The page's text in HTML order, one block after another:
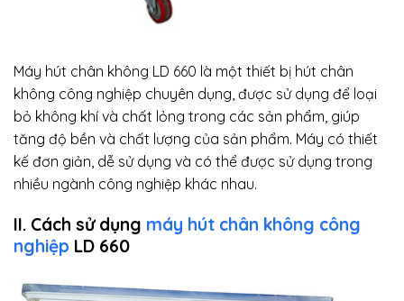
Máy hút chân không LD 660 là một thiết bị hút chân
không công nghiệp chuyên dụng, được sử dụng để loại
bỏ không khí và chất lỏng trong các sản phẩm, giúp
tăng độ bền và chất lượng của sản phẩm. Máy có thiết
kế đơn giản, dễ sử dụng và có thể được sử dụng trong
nhiều ngành công nghiệp khác nhau.
II. Cách sử dụng máy hút chân không công
nghiệp LD 660